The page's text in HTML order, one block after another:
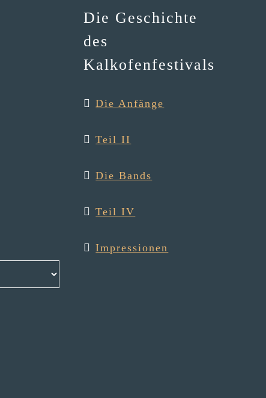
Die Geschichte
des
Kalkofenfestivals
Die Anfänge
Teil II
Die Bands
Teil IV
Impressionen